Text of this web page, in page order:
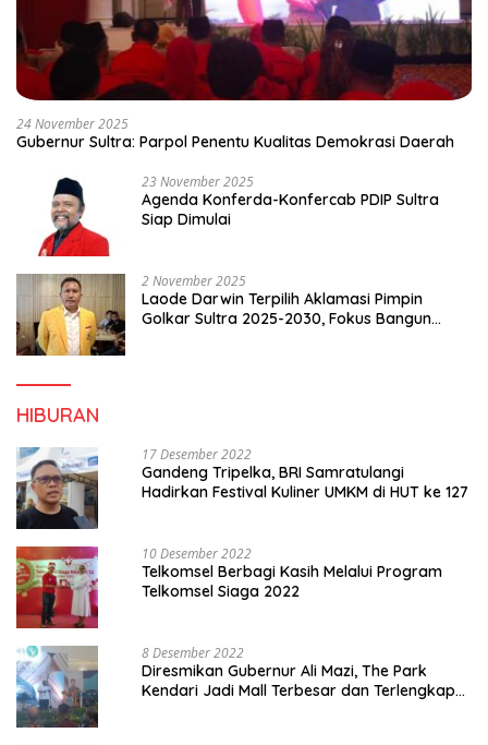
24 November 2025
Gubernur Sultra: Parpol Penentu Kualitas Demokrasi Daerah
23 November 2025
Agenda Konferda-Konfercab PDIP Sultra
Siap Dimulai
2 November 2025
Laode Darwin Terpilih Aklamasi Pimpin
Golkar Sultra 2025-2030, Fokus Bangun
HIBURAN
17 Desember 2022
Gandeng Tripelka, BRI Samratulangi
Hadirkan Festival Kuliner UMKM di HUT ke 127
10 Desember 2022
Telkomsel Berbagi Kasih Melalui Program
Telkomsel Siaga 2022
8 Desember 2022
Diresmikan Gubernur Ali Mazi, The Park
Kendari Jadi Mall Terbesar dan Terlengkap